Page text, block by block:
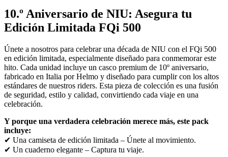
10.º Aniversario de NIU: Asegura tu
Edición Limitada FQi 500
Únete a nosotros para celebrar una década de NIU con el FQi 500
en edición limitada, especialmente diseñado para conmemorar este
hito. Cada unidad incluye un casco premium de 10º aniversario,
fabricado en Italia por Helmo y diseñado para cumplir con los altos
estándares de nuestros riders. Esta pieza de colección es una fusión
de seguridad, estilo y calidad, convirtiendo cada viaje en una
celebración.
Y porque una verdadera celebración merece más, este pack
incluye:
✔ Una camiseta de edición limitada – Únete al movimiento.
✔ Un cuaderno elegante – Captura tu viaje.